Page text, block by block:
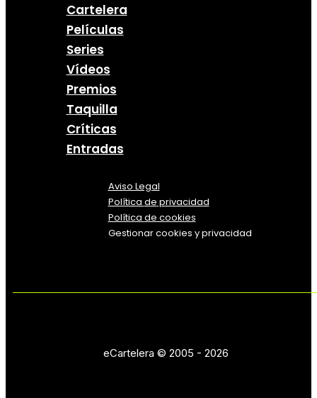
Cartelera
Películas
Series
Vídeos
Premios
Taquilla
Críticas
Entradas
Aviso Legal
Política de privacidad
Política de cookies
Gestionar cookies y privacidad
eCartelera © 2005 - 2026